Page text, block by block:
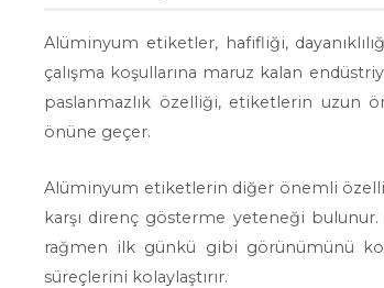
Alüminyum etiketler, hafifliği,
çalışma koşullarına maruz kalan
paslanmazlık özelliği, etiketlerin uzun
önüne geçer.
Alüminyum etiketlerin diğer önemli
karşı direnç gösterme yeteneği
rağmen ilk günkü gibi görünümünü
süreçlerini kolaylaştırır.